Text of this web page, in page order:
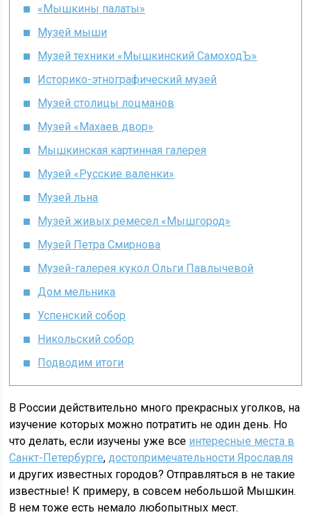
«Мышкины палаты»
Музей мыши
Музей техники «Мышкинский СамоходЪ»
Историко-этнографический музей
Музей столицы лоцманов
Музей «Махаев двор»
Мышкинская картинная галерея
Музей «Русские валенки»
Музей льна
Музей живых ремесел «Мышгород»
Музей Петра Смирнова
Музей-галерея кукол Ольги Павлычевой
Дом мельника
Успенский собор
Никольский собор
Подводим итоги
В России действительно много прекрасных уголков, на
изучение которых можно потратить не один день. Но
что делать, если изучены уже все интересные места в
Санкт-Петербурге,достопримечательности Ярославля
и других известных городов? Отправляться в не такие
известные! К примеру, в совсем небольшой Мышкин.
В нем тоже есть немало любопытных мест.